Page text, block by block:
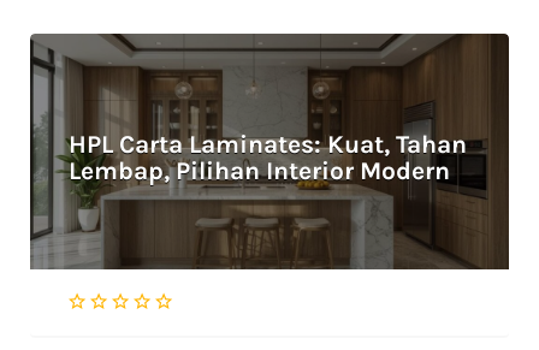
HPL Carta Laminates: Kuat, Tahan
Lembap, Pilihan Interior Modern